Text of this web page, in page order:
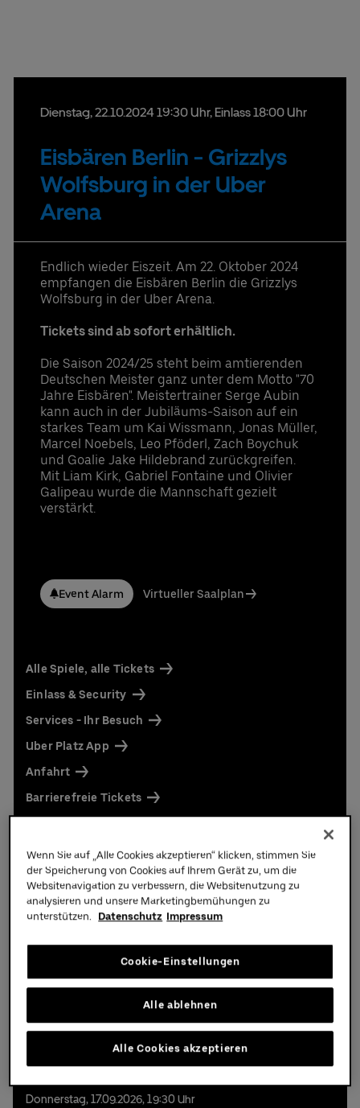
Datenschutzbestimmungen
Dienstag,22.10.202419:30 Uhr, Einlass 18:00 Uhr
Eisbären Berlin - Grizzlys
Wolfsburg in der Uber
Arena
Endlich wieder Eiszeit. Am 22. Oktober 2024
empfangen die Eisbären Berlin die Grizzlys
Wolfsburg in der Uber Arena.
Tickets sind ab sofort erhältlich.
Die Saison 2024/25 steht beim amtierenden
Deutschen Meister ganz unter dem Motto "70
Jahre Eisbären". Meistertrainer Serge Aubin
kann auch in der Jubiläums-Saison auf ein
starkes Team um Kai Wissmann, Jonas Müller,
Marcel Noebels, Leo Pföderl, Zach Boychuk
und Goalie Jake Hildebrand zurückgreifen.
Mit Liam Kirk, Gabriel Fontaine und Olivier
Galipeau wurde die Mannschaft gezielt
verstärkt.
Event Alarm Virtueller Saalplan
Alle Spiele, alle Tickets
Einlass & Security
Services - Ihr Besuch
Uber Platz App
Anfahrt
Barrierefreie Tickets
Spielplan
Eishockey
Donnerstag, 17.09.2026, 19:30 Uhr
Wenn Sie auf „Alle Cookies akzeptieren“ klicken, stimmen Sie
der Speicherung von Cookies auf Ihrem Gerät zu, um die
Websitenavigation zu verbessern, die Websitenutzung zu
analysieren und unsere Marketingbemühungen zu
unterstützen.
Datenschutz Impressum
Cookie-Einstellungen
Alle ablehnen
Alle Cookies akzeptieren